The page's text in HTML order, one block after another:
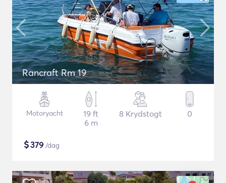
Rancraft Rm 19
Motoryacht
19 ft
6 m
8 Krydstogt 0
$379 /dag